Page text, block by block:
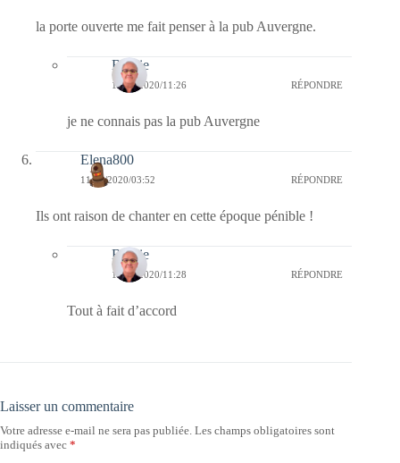
la porte ouverte me fait penser à la pub Auvergne.
Bernie
11/11/2020/11:26 RÉPONDRE
je ne connais pas la pub Auvergne
Elena800
11/11/2020/03:52 RÉPONDRE
Ils ont raison de chanter en cette époque pénible !
Bernie
11/11/2020/11:28 RÉPONDRE
Tout à fait d’accord
Laisser un commentaire
Votre adresse e-mail ne sera pas publiée. Les champs obligatoires sont
indiqués avec *